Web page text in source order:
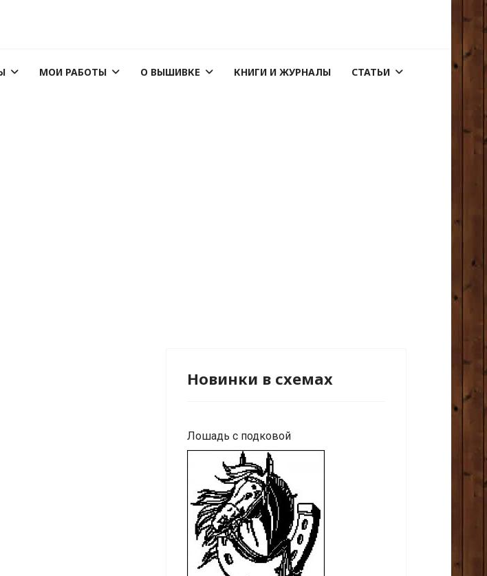
МОИ РАБОТЫ О ВЫШИВКЕ КНИГИ И ЖУРНАЛЫ СТАТЬИ
Новинки в схемах
Лошадь с подковой